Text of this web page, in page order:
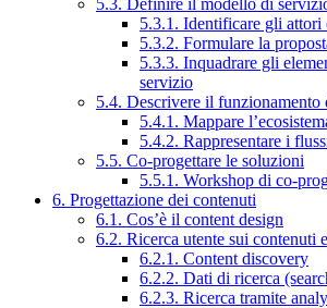
5.3. Definire il modello di
5.3.1. Identificare gli
5.3.2. Formulare la
5.3.3. Inquadrare gli
servizio
5.4. Descrivere il funzionamento
5.4.1. Mappare
5.4.2. Rappresentare i
5.5. Co-progettare le soluzioni
5.5.1. Workshop di co-
6. Progettazione dei contenuti
6.1. Cos’è il content design
6.2. Ricerca utente sui contenuti
6.2.1. Content discovery
6.2.2. Dati di ricerca
6.2.3. Ricerca tramite